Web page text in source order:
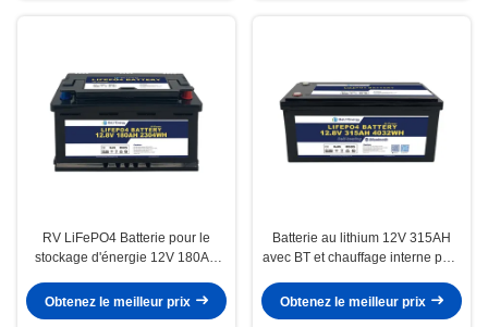
RV LiFePO4 Batterie pour le
stockage d'énergie 12V 180AH
Obtenez le meilleur prix
Batterie au lithium 12V 315AH
avec BT et chauffage interne pour
Obtenez le meilleur prix